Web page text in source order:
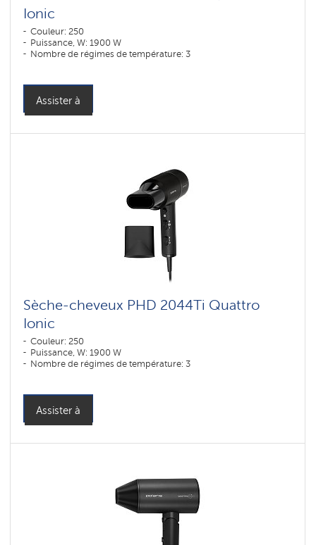
Ionic
Couleur: 250
Puissance, W: 1900 W
Nombre de régimes de température: 3
Assister à
Sèche-cheveux PHD 2044Ti Quattro
Ionic
Couleur: 250
Puissance, W: 1900 W
Nombre de régimes de température: 3
Assister à